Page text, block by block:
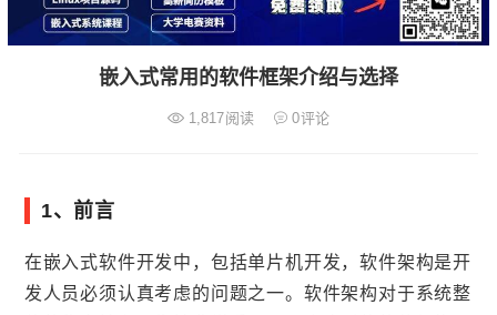
嵌入式常用的软件框架介绍与选择
1,817阅读 0评论
1、前言
在嵌入式软件开发中，包括单片机开发，软件架构是开
发人员必须认真考虑的问题之一。软件架构对于系统整